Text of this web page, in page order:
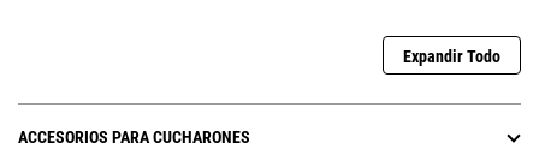
Expandir Todo
ACCESORIOS PARA CUCHARONES